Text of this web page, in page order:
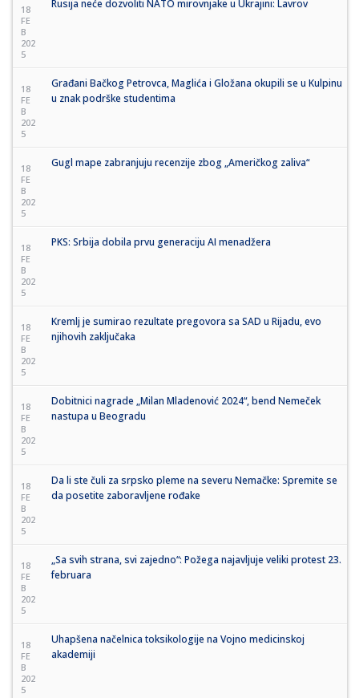
18
FE
B
202
5
Rusija neće dozvoliti NATO mirovnjake u Ukrajini: Lavrov
18
FE
B
202
5
Građani Bačkog Petrovca, Maglića i Gložana okupili se u Kulpinu
u znak podrške studentima
18
FE
B
202
5
Gugl mape zabranjuju recenzije zbog „Američkog zaliva“
18
FE
B
202
5
PKS: Srbija dobila prvu generaciju AI menadžera
18
FE
B
202
5
Kremlj je sumirao rezultate pregovora sa SAD u Rijadu, evo
njihovih zaključaka
18
FE
B
202
5
Dobitnici nagrade „Milan Mladenović 2024“, bend Nemeček
nastupa u Beogradu
18
FE
B
202
5
Da li ste čuli za srpsko pleme na severu Nemačke: Spremite se
da posetite zaboravljene rođake
18
FE
B
202
5
„Sa svih strana, svi zajedno“: Požega najavljuje veliki protest 23.
februara
18
FE
B
202
5
Uhapšena načelnica toksikologije na Vojno medicinskoj
akademiji